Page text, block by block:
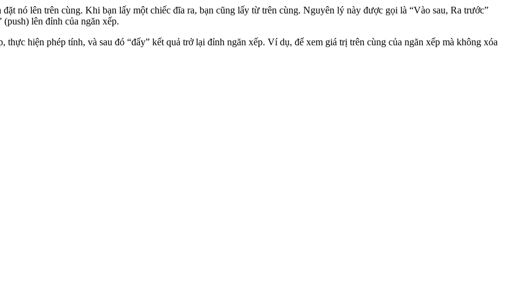
nó lên trên cùng. Khi bạn lấy một chiếc đĩa ra, bạn cũng lấy từ trên cùng. Nguyên lý này được gọi là “Vào sau, Ra trước”
(push) lên đỉnh của ngăn xếp.
thực hiện phép tính, và sau đó “đẩy” kết quả trở lại đỉnh ngăn xếp. Ví dụ, để xem giá trị trên cùng của ngăn xếp mà không xóa